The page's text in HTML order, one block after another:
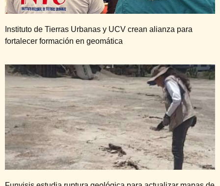
Instituto de Tierras Urbanas y UCV crean alianza para
fortalecer formación en geomática